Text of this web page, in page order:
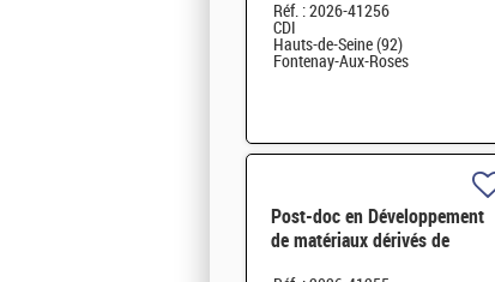
en radioprotection H/F
Réf. : 2026-41256
CDI
Hauts-de-Seine (92)
Fontenay-Aux-Roses
Post-doc en Développement
de matériaux dérivés de